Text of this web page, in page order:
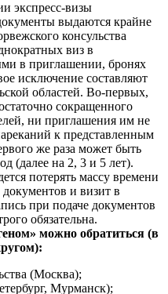
экспресс-визы
выдаются крайне
консульства
виз в
в приглашении, бронях
исключение составляют
областей. Во-первых,
сокращенного
ни приглашения им не
к представленным
же раза может быть
(далее на 2, 3 и 5 лет).
потерять массу времени
и визит в
при подаче документов
обязательна.
можно обратиться (в
(Москва);
Мурманск);